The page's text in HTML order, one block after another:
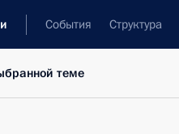
События Структура
теме